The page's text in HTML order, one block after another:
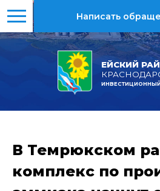
ЕЙСКИЙ
Написать
В Темрюкском
комплекс по